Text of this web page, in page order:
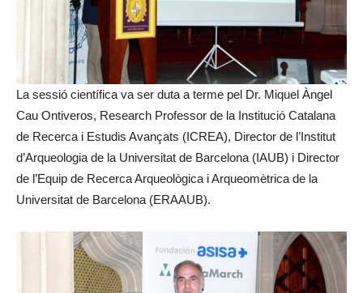
La sessió científica va ser duta a terme pel Dr. Miquel Àngel
Cau Ontiveros, Research Professor de la Institució Catalana
de Recerca i Estudis Avançats (ICREA), Director de l’Institut
d’Arqueologia de la Universitat de Barcelona (IAUB) i Director
de l’Equip de Recerca Arqueològica i Arqueomètrica de la
Universitat de Barcelona (ERAAUB).